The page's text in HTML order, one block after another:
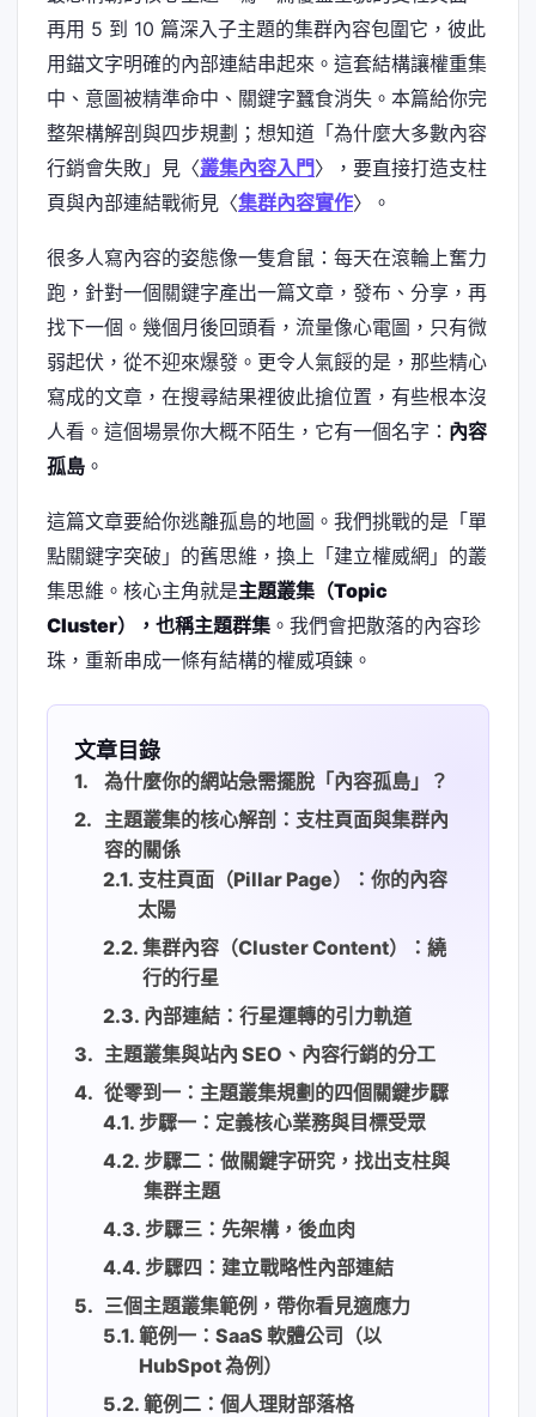
再用 5 到 10 篇深入子主題的集群內容包圍它，彼此
用錨文字明確的內部連結串起來。這套結構讓權重集
中、意圖被精準命中、關鍵字蠶食消失。本篇給你完
整架構解剖與四步規劃；想知道「為什麼大多數內容
行銷會失敗」見〈叢集內容入門〉，要直接打造支柱
頁與內部連結戰術見〈集群內容實作〉。
很多人寫內容的姿態像一隻倉鼠：每天在滾輪上奮力
跑，針對一個關鍵字產出一篇文章，發布、分享，再
找下一個。幾個月後回頭看，流量像心電圖，只有微
弱起伏，從不迎來爆發。更令人氣餒的是，那些精心
寫成的文章，在搜尋結果裡彼此搶位置，有些根本沒
人看。這個場景你大概不陌生，它有一個名字： 內容
孤島 。
這篇文章要給你逃離孤島的地圖。我們挑戰的是「單
點關鍵字突破」的舊思維，換上「建立權威網」的叢
集思維。核心主角就是主題叢集（Topic
Cluster），也稱主題群集 。我們會把散落的內容珍
珠，重新串成一條有結構的權威項鍊。
文章目錄
為什麼你的網站急需擺脫「內容孤島」？
主題叢集的核心解剖：支柱頁面與集群內
容的關係
支柱頁面（Pillar Page）：你的內容
太陽
集群內容（Cluster Content）：繞
行的行星
內部連結：行星運轉的引力軌道
主題叢集與站內 SEO、內容行銷的分工
從零到一：主題叢集規劃的四個關鍵步驟
步驟一：定義核心業務與目標受眾
步驟二：做關鍵字研究，找出支柱與
集群主題
步驟三：先架構，後血肉
步驟四：建立戰略性內部連結
三個主題叢集範例，帶你看見適應力
範例一：SaaS 軟體公司（以
HubSpot 為例）
範例二：個人理財部落格